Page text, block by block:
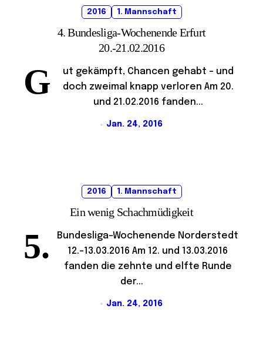
2016 1. Mannschaft
4. Bundesliga-Wochenende Erfurt
20.-21.02.2016
G
ut gekämpft, Chancen gehabt – und
doch zweimal knapp verloren Am 20.
und 21.02.2016 fanden...
Jan. 24, 2016
2016 1. Mannschaft
Ein wenig Schachmüdigkeit
5.
Bundesliga-Wochenende Norderstedt
12.-13.03.2016 Am 12. und 13.03.2016
fanden die zehnte und elfte Runde
der...
Jan. 24, 2016